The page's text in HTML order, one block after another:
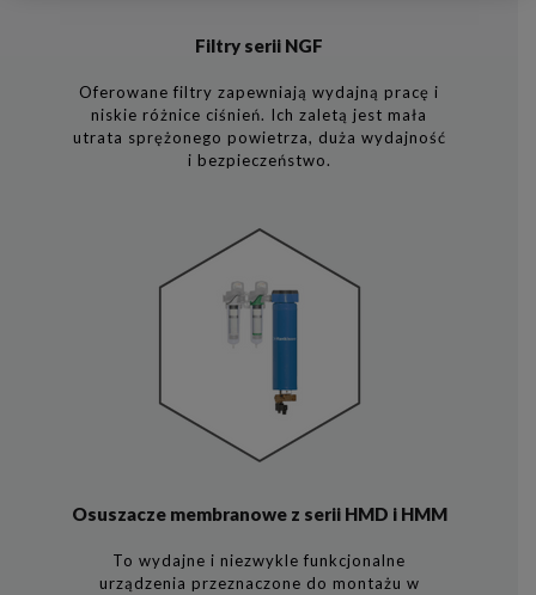
Filtry serii NGF
Oferowane filtry zapewniają wydajną pracę i
niskie różnice ciśnień. Ich zaletą jest mała
utrata sprężonego powietrza, duża wydajność
i bezpieczeństwo.
Osuszacze membranowe z serii HMD i HMM
To wydajne i niezwykle funkcjonalne
urządzenia przeznaczone do montażu w